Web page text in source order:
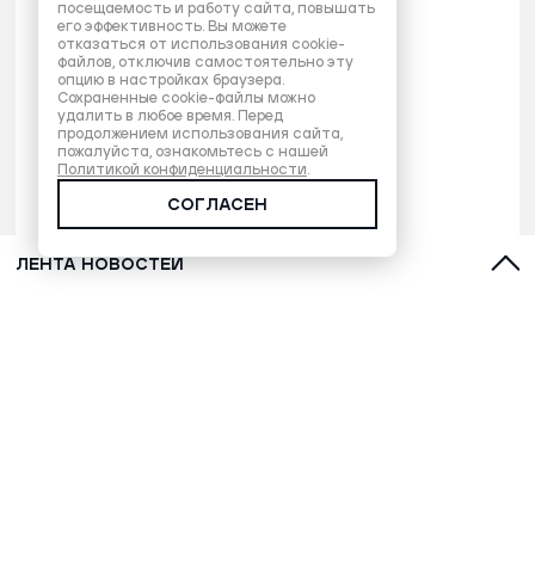
ЛЕНТА НОВОСТЕЙ
посещаемость и работу сайта, повышать
его эффективность. Вы можете
отказаться от использования cookie-
файлов, отключив самостоятельно эту
опцию в настройках браузера.
Сохраненные cookie-файлы можно
удалить в любое время. Перед
продолжением использования сайта,
пожалуйста, ознакомьтесь с нашей
Политикой конфиденциальности.
СОГЛАСЕН